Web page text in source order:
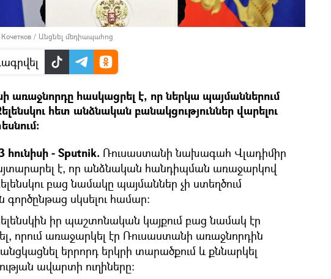
/ Անցնել մեդիապահոց
առաջնորդը հասկացրել է, որ ներկա պայմաններում
հետ անձնական բանակցություններ վարելու
- Sputnik. Ռուսաստանի նախագահ Վլադիմիր
է, որ անձնական հանդիպման առաջարկով
բաց նամակը պայմաններ չի ստեղծում
գործընթաց սկսելու համար:
իր պաշտոնական կայքում բաց նամակ էր
որում առաջարկել էր Ռուսաստանի առաջնորդին
երրորդ երկրի տարածքում և քննարկել
ավարտի ուղիները: